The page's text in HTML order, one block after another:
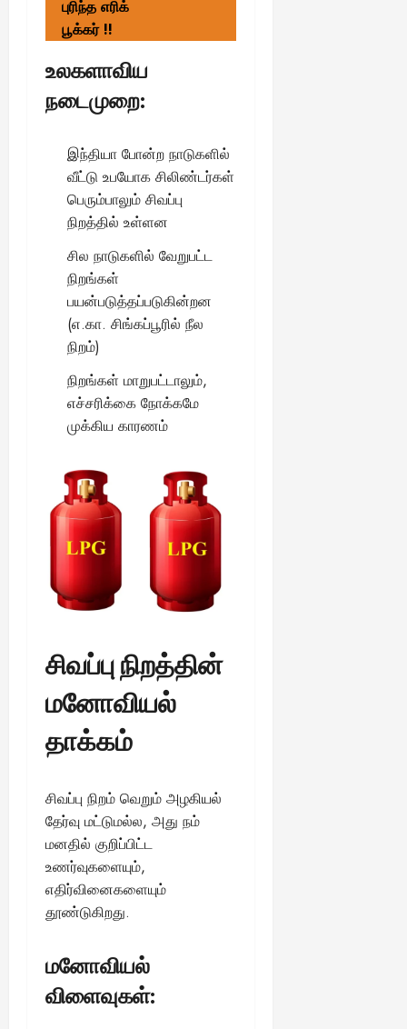
புரிந்த எரிக்
பூக்கர் !!
உலகளாவிய
நடைமுறை:
இந்தியா போன்ற நாடுகளில்
வீட்டு உபயோக சிலிண்டர்கள்
பெரும்பாலும் சிவப்பு
நிறத்தில் உள்ளன
சில நாடுகளில் வேறுபட்ட
நிறங்கள்
பயன்படுத்தப்படுகின்றன
(எ.கா. சிங்கப்பூரில் நீல
நிறம்)
நிறங்கள் மாறுபட்டாலும்,
எச்சரிக்கை நோக்கமே
முக்கிய காரணம்
சிவப்பு நிறத்தின்
மனோவியல்
தாக்கம்
சிவப்பு நிறம் வெறும் அழகியல்
தேர்வு மட்டுமல்ல, அது நம்
மனதில் குறிப்பிட்ட
உணர்வுகளையும்,
எதிர்வினைகளையும்
தூண்டுகிறது.
மனோவியல்
விளைவுகள்: